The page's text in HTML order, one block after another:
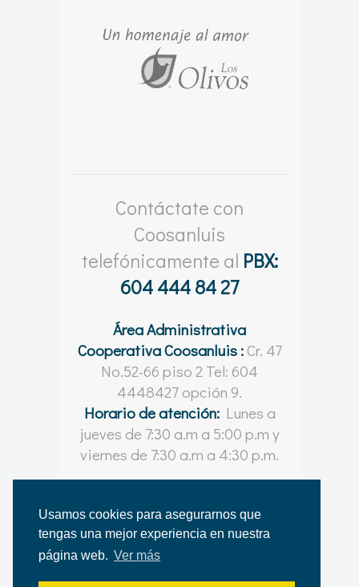
Usamos cookies para asegurarnos que
tengas una mejor experiencia en nuestra
página web. Ver más
Contáctate con
Coosanluis
telefónicamente al PBX:
604 444 84 27
Área Administrativa
Cooperativa Coosanluis :Cr. 47
No.52-66 piso 2 Tel: 604
4448427 opción 9.
Horario de atención:Lunes a
jueves de 7:30 a.m a 5:00 p.m y
viernes de 7:30 a.m a 4:30 p.m.
© Coosanluis 2021 - 2026